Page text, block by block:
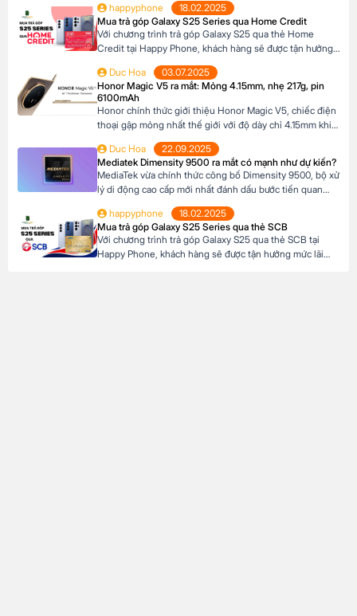
lựa chọn kỳ hạn trả góp từ 3 đến 12 tháng, phù hợp với
khả năng tài chính của mình. Mục […]
happyphone
18.02.2025
Mua trả góp Galaxy S25 Series qua Home Credit
Với chương trình trả góp Galaxy S25 qua thẻ Home
Credit tại Happy Phone, khách hàng sẽ được tận hưởng
linh hoạt lựa chọn kỳ hạn trả góp từ 3 đến 12 tháng, phù
hợp với khả năng tài chính của mình. […]
Duc Hoa
03.07.2025
Honor Magic V5 ra mắt: Mỏng 4.15mm, nhẹ 217g, pin
6100mAh
Honor chính thức giới thiệu Honor Magic V5, chiếc điện
thoại gập mỏng nhất thế giới với độ dày chỉ 4.15mm khi
mở và 8.8mm khi gập (phiên bản Trắng Ngà). Với trọng
lượng 217g, pin dung lượng lớn 6100mAh và công nghệ
AI tiên tiến, Honor Magic V5 định nghĩa lại chuẩn mực
flagship […]
Duc Hoa
22.09.2025
Mediatek Dimensity 9500 ra mắt có mạnh như dự kiến?
MediaTek vừa chính thức công bố Dimensity 9500, bộ xử
lý di động cao cấp mới nhất đánh dấu bước tiến quan
trọng trong dòng sản phẩm flagship của hãng. Với kiến
trúc tiên tiến và các tối ưu hóa tập trung vào hiệu suất,
hiệu quả năng lượng cùng trí tuệ nhân tạo, Dimensity […]
happyphone
18.02.2025
Mua trả góp Galaxy S25 Series qua thẻ SCB
Với chương trình trả góp Galaxy S25 qua thẻ SCB tại
Happy Phone, khách hàng sẽ được tận hưởng mức lãi